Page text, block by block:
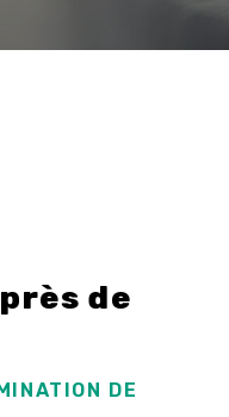
de
DE